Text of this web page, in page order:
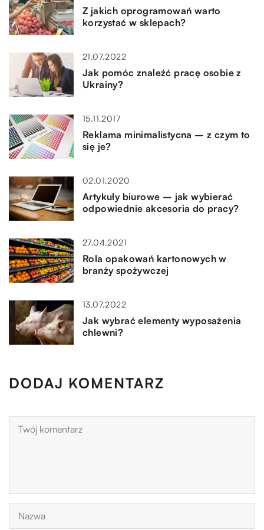
Z jakich oprogramowań warto
korzystać w sklepach?
21.07.2022
Jak pomóc znaleźć pracę osobie z
Ukrainy?
15.11.2017
Reklama minimalistycna – z czym to
się je?
02.01.2020
Artykuły biurowe – jak wybierać
odpowiednie akcesoria do pracy?
27.04.2021
Rola opakowań kartonowych w
branży spożywczej
13.07.2022
Jak wybrać elementy wyposażenia
chlewni?
DODAJ KOMENTARZ